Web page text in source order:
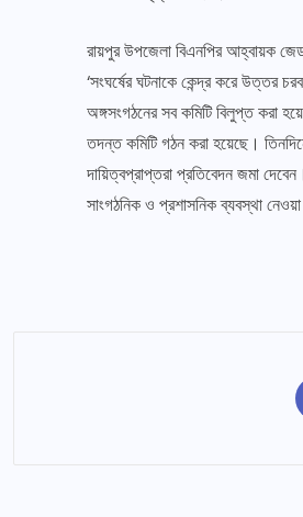
রায়পুর উপজেলা বিএনপির আহ্বায়ক
‘সংঘর্ষের ঘটনাকে কেন্দ্র করে উত্তর
অঙ্গসংগঠনের সব কমিটি বিলুপ্ত করা
তদন্ত কমিটি গঠন করা হয়েছে।
দায়িত্বপ্রাপ্তরা প্রতিবেদন জমা
সাংগঠনিক ও প্রশাসনিক ব্যবস্থা